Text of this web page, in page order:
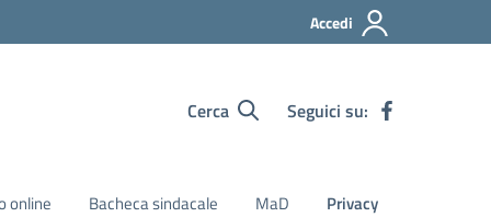
Accedi
Cerca Seguici su:
online Bacheca sindacale MaD Privacy